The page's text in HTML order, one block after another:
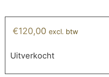
€120,00 excl. btw
Uitverkocht